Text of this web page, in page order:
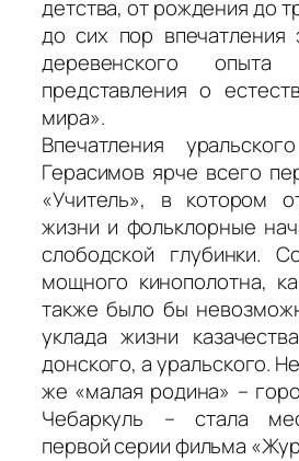
детства, от рождения до
до сих пор впечатления
деревенского
представления о
мира».
Впечатления
Герасимов ярче всего
«Учитель», в котором
жизни и фольклорные
слободской глубинки.
мощного кинополотна,
также было бы
уклада жизни
донского, а уральского.
же «малая родина» –
Чебаркуль – стала
первой серии фильма